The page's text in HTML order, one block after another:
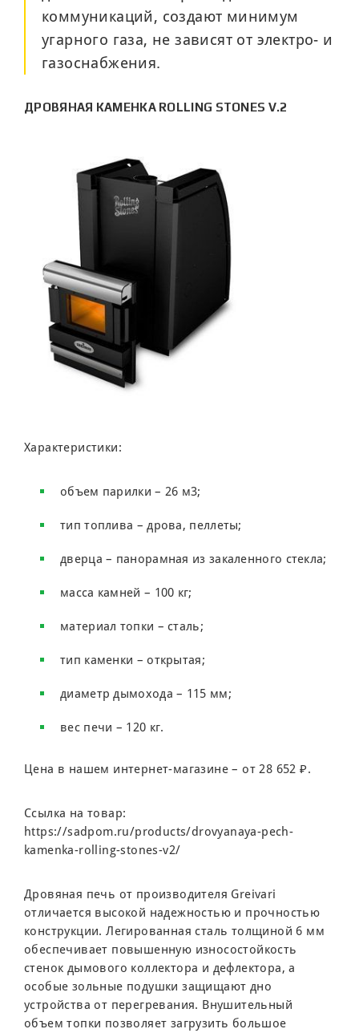
коммуникаций, создают минимум
угарного газа, не зависят от электро- и
газоснабжения.
ДРОВЯНАЯ КАМЕНКА ROLLING STONES V.2
Характеристики:
объем парилки – 26 м3;
тип топлива – дрова, пеллеты;
дверца – панорамная из закаленного стекла;
масса камней – 100 кг;
материал топки – сталь;
тип каменки – открытая;
диаметр дымохода – 115 мм;
вес печи – 120 кг.
Цена в нашем интернет-магазине – от 28 652 ₽.
Ссылка на товар:
https://sadpom.ru/products/drovyanaya-pech-
kamenka-rolling-stones-v2/
Дровяная печь от производителя Greivari
отличается высокой надежностью и прочностью
конструкции. Легированная сталь толщиной 6 мм
обеспечивает повышенную износостойкость
стенок дымового коллектора и дефлектора, а
особые зольные подушки защищают дно
устройства от перегревания. Внушительный
объем топки позволяет загрузить большое